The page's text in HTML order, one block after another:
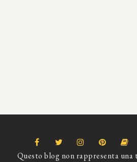
Questo blog non rappresenta